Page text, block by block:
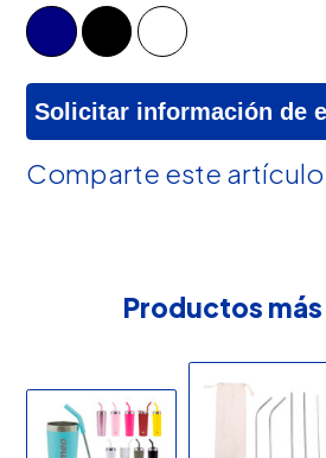
Solicitar información de
Comparte este artículo
Productos